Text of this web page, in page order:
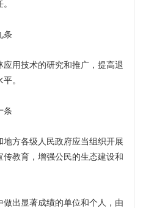
条
应用技术的研究和推广，提高退
。
条
地方各级人民政府应当组织开展
传教育，增强公民的生态建设和
做出显著成绩的单位和个人，由